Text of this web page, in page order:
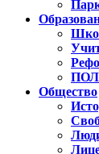
Общество